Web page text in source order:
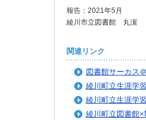
報告：2021年5月
綾川市立図書館 丸濵
関連リンク
図書館サーカス
綾川町立生涯学
綾川町立生涯学
綾川町立図書館